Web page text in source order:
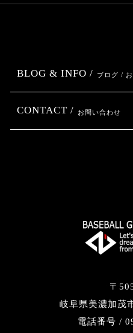
〒
岐阜県美濃加茂
電話番号 /
BLOG & INFO / ブログ /
CONTACT / お問い合わせ